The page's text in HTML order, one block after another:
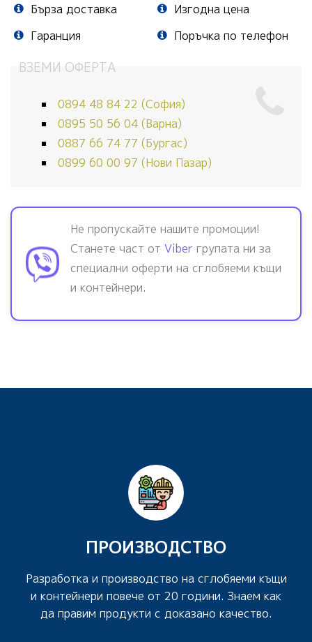
Бърза доставка
Изгодна цена
Гаранция
Поръчка по телефон
ВЗЕМИ ОФЕРТА
0894 48 84 22 (София)
0895 50 56 04 (Варна)
0887 66 74 77 (Бургас)
0899 60 00 97 (Нови Пазар)
Не пропускайте нашите промоции!
Станете част от Viber групата ни за
специални оферти на сглобяеми къщи
и контейнери.
ПРОИЗВОДСТВО
Разработка и производство на сглобяеми къщи
и контейнери повече от 20 години. Знаем как
да правим продукти с доказано качество.